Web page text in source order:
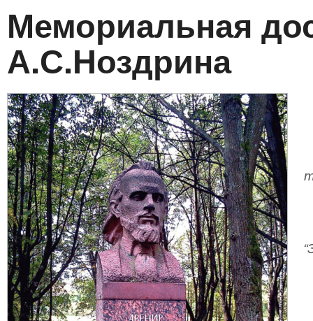
Мемориальная
А.С.Ноздрина